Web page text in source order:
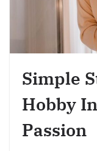
Simple
Hobby
Passion